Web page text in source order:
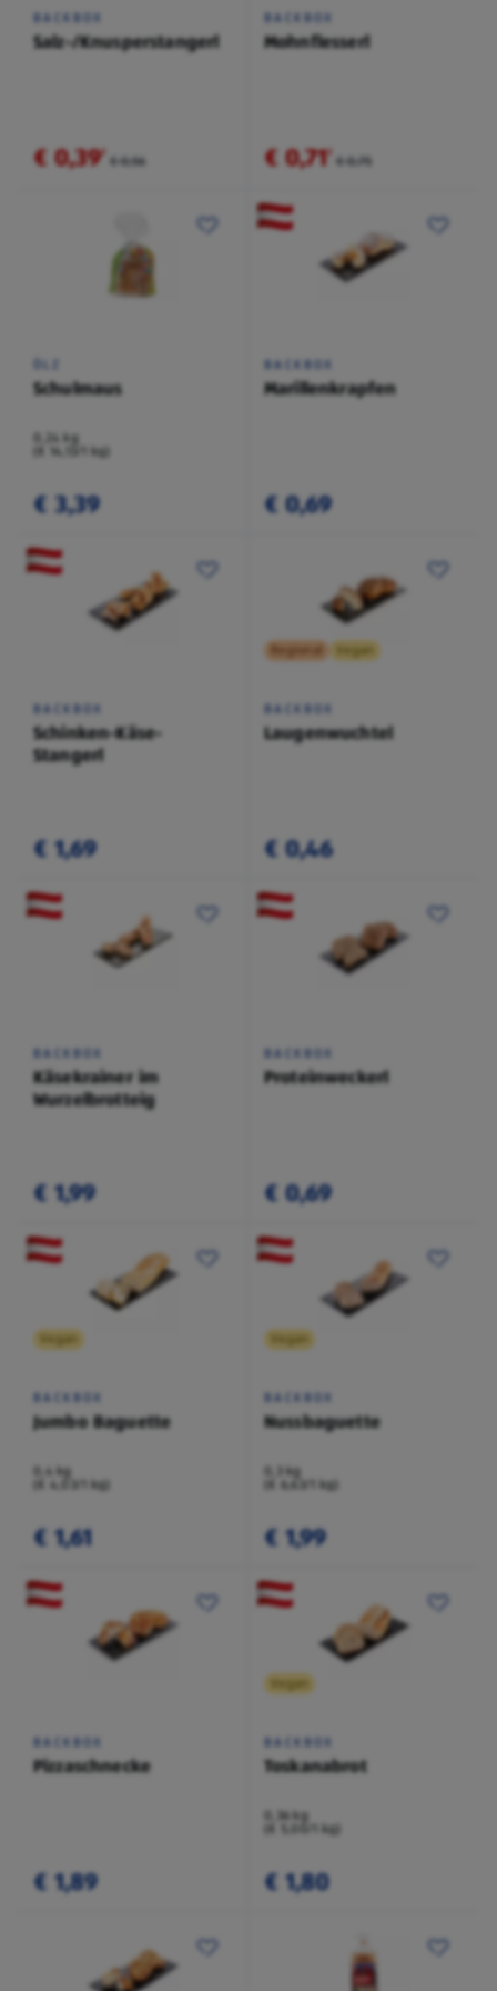
BACKBOX
Salz-/Knusperstangerl
€ 0,39² € 0,56
BACKBOX
Mohnflesserl
€ 0,71² € 0,75
Schulmaus
0,24 kg
(€ 14,13/1 kg)
€ 3,39
BACKBOX
Marillenkrapfen
€ 0,69
BACKBOX
Schinken-Käse-
Stangerl
€ 1,69
Regional Vegan
BACKBOX
Laugenwuchtel
€ 0,46
BACKBOX
Käsekrainer im
Wurzelbrotteig
€ 1,99
BACKBOX
Proteinweckerl
€ 0,69
Vegan
BACKBOX
Jumbo Baguette
0,4 kg
(€ 4,03/1 kg)
€ 1,61
Vegan
BACKBOX
Nussbaguette
0,3 kg
(€ 6,63/1 kg)
€ 1,99
BACKBOX
Pizzaschnecke
€ 1,89
Vegan
BACKBOX
Toskanabrot
0,36 kg
(€ 5,00/1 kg)
€ 1,80